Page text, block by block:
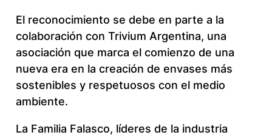
El reconocimiento se debe en parte a la
colaboración con Trivium Argentina, una
asociación que marca el comienzo de una
nueva era en la creación de envases más
sostenibles y respetuosos con el medio
ambiente.
La Familia Falasco, líderes de la industria